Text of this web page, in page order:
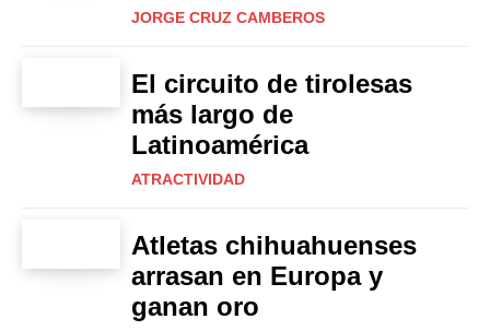
JORGE CRUZ CAMBEROS
El circuito de tirolesas
más largo de
Latinoamérica
ATRACTIVIDAD
Atletas chihuahuenses
arrasan en Europa y
ganan oro